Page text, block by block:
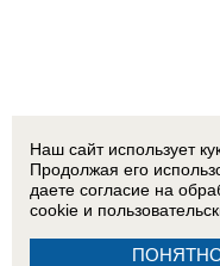
Наш сайт использует
Продолжая его
даете согласие на
cookie и